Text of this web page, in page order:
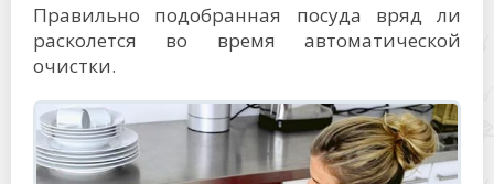
Правильно подобранная посуда вряд ли
расколется во время автоматической
очистки.